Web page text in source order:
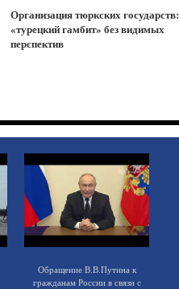
Организация тюркских государств:
«турецкий гамбит» без видимых
перспектив
Обращение В.В.Путина к
гражданам России в связи с